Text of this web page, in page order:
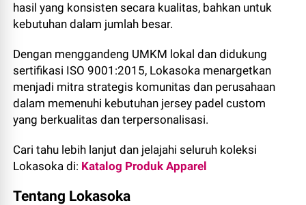
hasil yang konsisten secara kualitas, bahkan untuk
kebutuhan dalam jumlah besar.
Dengan menggandeng UMKM lokal dan didukung
sertifikasi ISO 9001:2015, Lokasoka menargetkan
menjadi mitra strategis komunitas dan perusahaan
dalam memenuhi kebutuhan jersey padel custom
yang berkualitas dan terpersonalisasi.
Cari tahu lebih lanjut dan jelajahi seluruh koleksi
Lokasoka di: Katalog Produk Apparel
Tentang Lokasoka